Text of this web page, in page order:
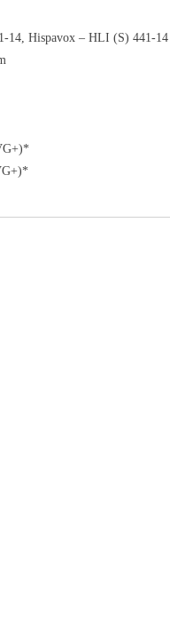
14, Hispavox ‎– HLI (S) 441-14
)*
*